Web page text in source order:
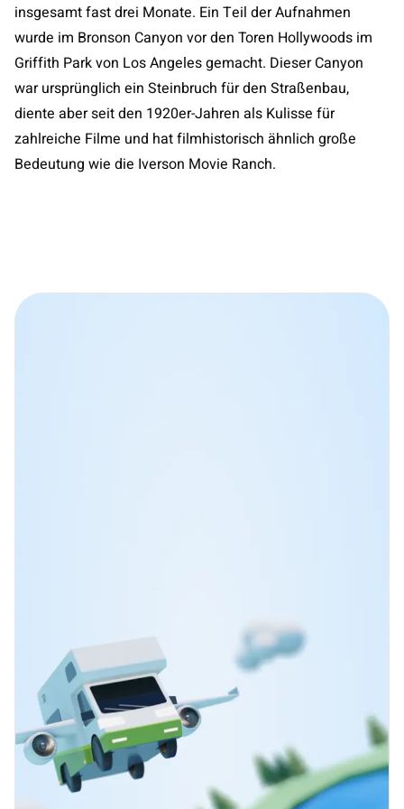
insgesamt fast drei Monate. Ein Teil der Aufnahmen
wurde im Bronson Canyon vor den Toren Hollywoods im
Griffith Park von Los Angeles gemacht. Dieser Canyon
war ursprünglich ein Steinbruch für den Straßenbau,
diente aber seit den 1920er-Jahren als Kulisse für
zahlreiche Filme und hat filmhistorisch ähnlich große
Bedeutung wie die Iverson Movie Ranch.